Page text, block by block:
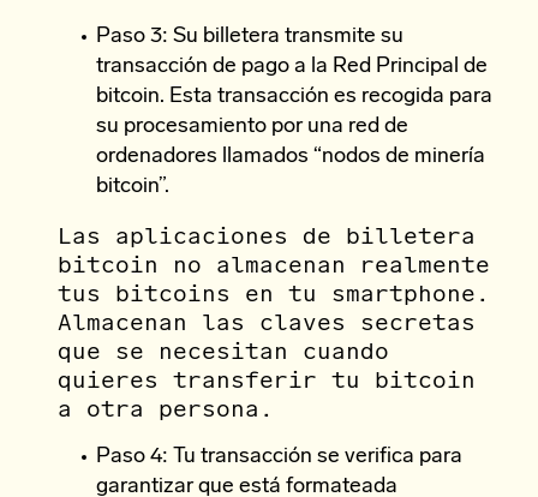
Paso 3: Su billetera transmite su
transacción de pago a la Red Principal de
bitcoin. Esta transacción es recogida para
su procesamiento por una red de
ordenadores llamados “nodos de minería
bitcoin”.
Las aplicaciones de billetera
bitcoin no almacenan realmente
tus bitcoins en tu smartphone.
Almacenan las claves secretas
que se necesitan cuando
quieres transferir tu bitcoin
a otra persona.
Paso 4: Tu transacción se verifica para
garantizar que está formateada